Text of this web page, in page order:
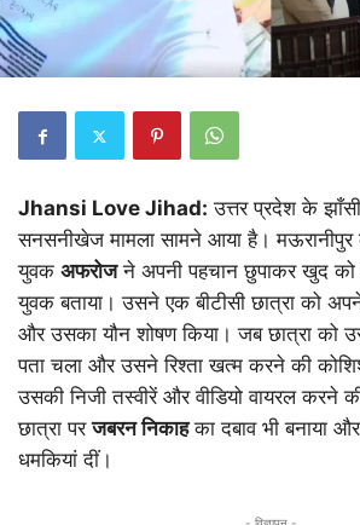
Jhansi Love Jihad: उत्तर प्रदेश के
सनसनीखेज मामला सामने आया है।
युवक अफरोजने अपनी पहचान छुपाकर खुद को
युवक बताया। उसने एक बीटीसी छात्रा को
और उसका यौन शोषण किया। जब छात्रा को
पता चला और उसने रिश्ता खत्म करने की
उसकी निजी तस्वीरें और वीडियो वायरल करने
छात्रा परजबरन निकाहका दबाव भी बनाया
धमकियां दीं।